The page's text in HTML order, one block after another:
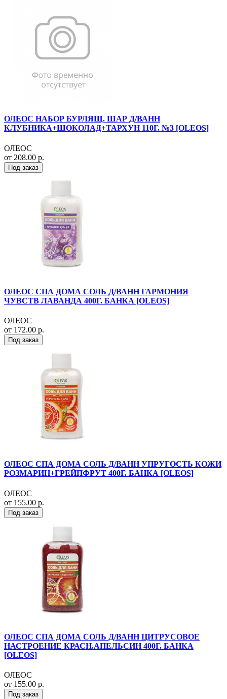
ОЛЕОС НАБОР БУРЛЯЩ. ШАР Д/ВАНН
КЛУБНИКА+ШОКОЛАД+ТАРХУН 110Г. №3 [OLEOS]
ОЛЕОС
от 208.00 р.
Под заказ
ОЛЕОС СПА ДОМА СОЛЬ Д/ВАНН ГАРМОНИЯ
ЧУВСТВ ЛАВАНДА 400Г. БАНКА [OLEOS]
ОЛЕОС
от 172.00 р.
Под заказ
ОЛЕОС СПА ДОМА СОЛЬ Д/ВАНН УПРУГОСТЬ КОЖИ
РОЗМАРИН+ГРЕЙПФРУТ 400Г. БАНКА [OLEOS]
ОЛЕОС
от 155.00 р.
Под заказ
ОЛЕОС СПА ДОМА СОЛЬ Д/ВАНН ЦИТРУСОВОЕ
НАСТРОЕНИЕ КРАСН.АПЕЛЬСИН 400Г. БАНКА
[OLEOS]
ОЛЕОС
от 155.00 р.
Под заказ